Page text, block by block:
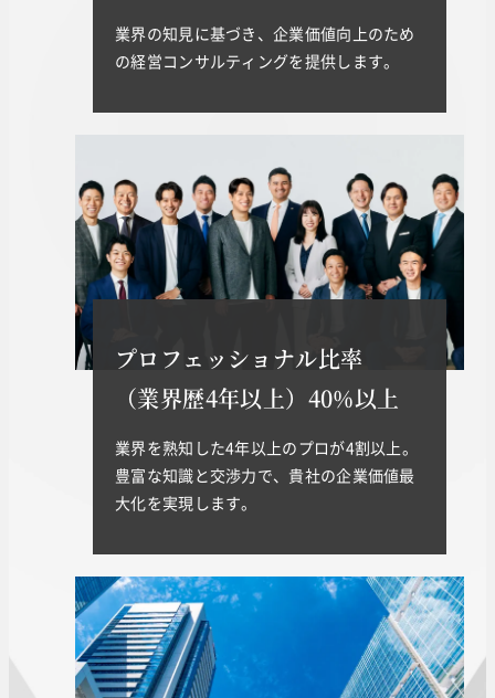
業界の知見に基づき、企業価値向上のため
の経営コンサルティングを提供します。
プロフェッショナル比率
（業界歴4年以上）40%以上
業界を熟知した4年以上のプロが4割以上。
豊富な知識と交渉力で、貴社の企業価値最
大化を実現します。